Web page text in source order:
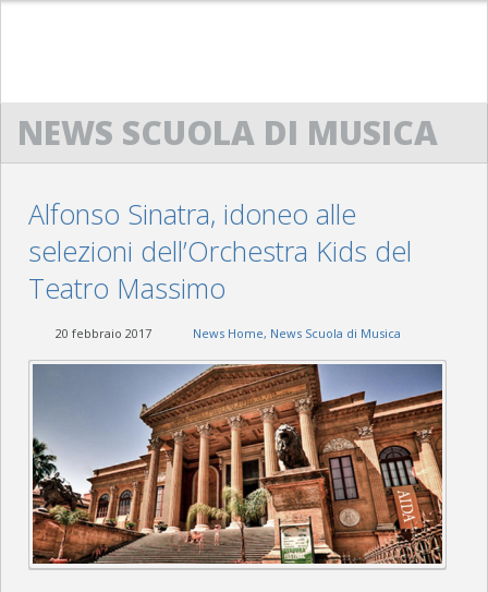
ACM
BANDA “G. VERDI”
ACM SAXOPHONE ENSEMBLE
POWERBEAT STUDIO
NEWS SCUOLA DI MUSICA
Alfonso Sinatra, idoneo alle
selezioni dell’Orchestra Kids del
Teatro Massimo
20 febbraio 2017 News Home, News Scuola di Musica